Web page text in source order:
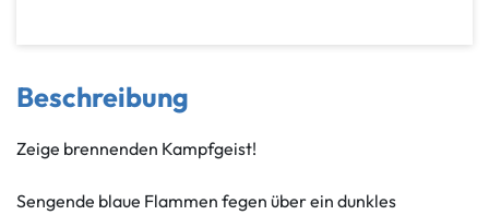
Beschreibung
Zeige brennenden Kampfgeist!
Sengende blaue Flammen fegen über ein dunkles